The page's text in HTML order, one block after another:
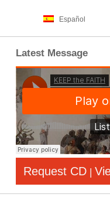
Español
Latest Message
Request CD |